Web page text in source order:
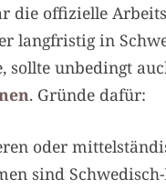
die offizielle
langfristig in
sollte unbedingt
. Gründe dafür:
oder
sind